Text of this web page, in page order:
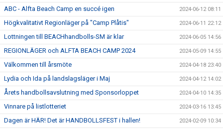
ABC - Alfta Beach Camp en succé igen 2024-06-12 08:11
Högkvalitativt Regionläger på "Camp Plåtis" 2024-06-11 22:12
Lottningen till BEACHhandbolls-SM är klar 2024-06-05 14:56
REGIONLÄGER och ALFTA BEACH CAMP 2024 2024-05-09 14:55
Välkommen till årsmöte 2024-04-18 23:40
Lydia och Ida på landslagsläger i Maj 2024-04-12 14:02
Årets handbollsavslutning med Sponsorloppet 2024-04-10 14:35
Vinnare på listlotteriet 2024-03-16 13:45
Dagen är HÄR! Det är HANDBOLLSFEST i hallen! 2024-02-09 10:34